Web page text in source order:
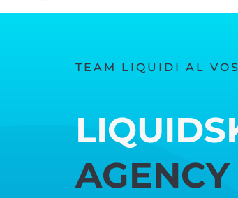
TEAM LIQUIDI AL
AGENCY